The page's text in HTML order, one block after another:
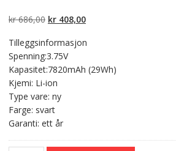
kundevurderinger
kr686,00 Opprinnelig
var:
kr 686,00.
kr408,00Nåværende
er:
Tilleggsinformasjon
Spenning:3.75V
Kapasitet:7820mAh (29Wh)
Kjemi: Li-ion
Type vare: ny
Farge: svart
Garanti: ett år